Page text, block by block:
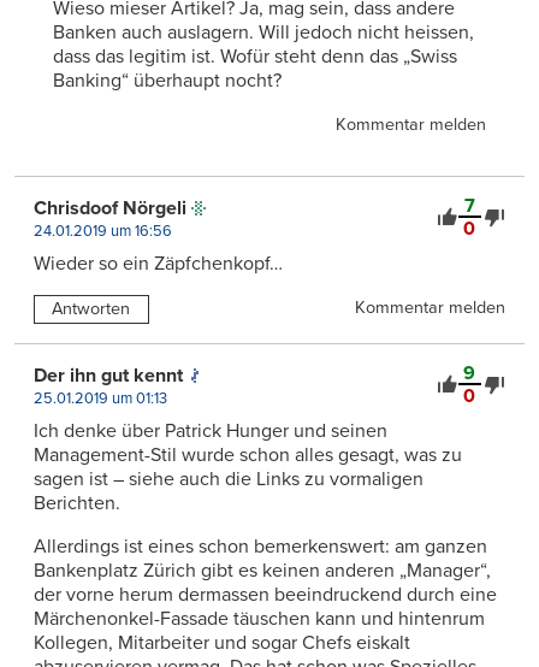
Wieso mieser Artikel? Ja, mag sein, dass andere
Banken auch auslagern. Will jedoch nicht heissen,
dass das legitim ist. Wofür steht denn das „Swiss
Banking“ überhaupt nocht?
Kommentar melden
7
0
Chrisdoof Nörgeli
24.01.2019 um 16:56
Wieder so ein Zäpfchenkopf…
Antworten Kommentar melden
9
0
Der ihn gut kennt
25.01.2019 um 01:13
Ich denke über Patrick Hunger und seinen
Management-Stil wurde schon alles gesagt, was zu
sagen ist – siehe auch die Links zu vormaligen
Berichten.
Allerdings ist eines schon bemerkenswert: am ganzen
Bankenplatz Zürich gibt es keinen anderen „Manager“,
der vorne herum dermassen beeindruckend durch eine
Märchenonkel-Fassade täuschen kann und hintenrum
Kollegen, Mitarbeiter und sogar Chefs eiskalt